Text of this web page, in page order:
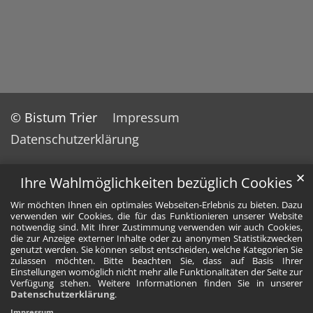
Ihre Wahlmöglichkeiten bezüglich Cookies
Wir möchten Ihnen ein optimales Webseiten-Erlebnis zu bieten. Dazu
verwenden wir Cookies, die für das Funktionieren unserer Website
notwendig sind. Mit Ihrer Zustimmung verwenden wir auch Cookies,
die zur Anzeige externer Inhalte oder zu anonymen Statistikzwecken
genutzt werden. Sie können selbst entscheiden, welche Kategorien Sie
zulassen möchten. Bitte beachten Sie, dass auf Basis Ihrer
Einstellungen womöglich nicht mehr alle Funktionalitäten der Seite zur
Verfügung stehen. Weitere Informationen finden Sie in unserer
Datenschutzerklärung.
✕
© Bistum Trier
Impressum
Datenschutzerklärung